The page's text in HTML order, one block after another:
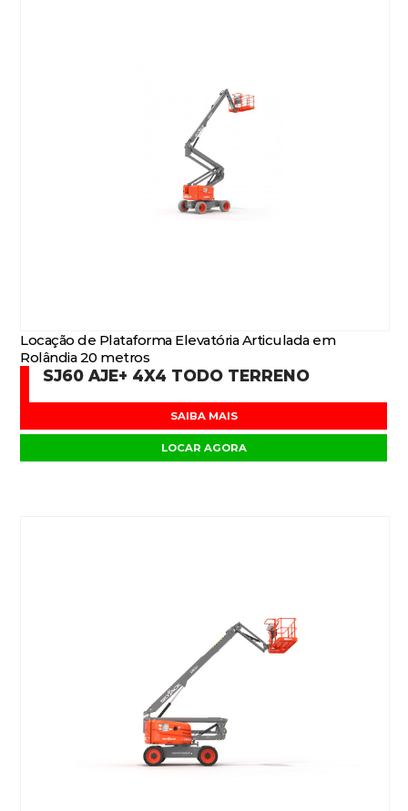
Locação de Plataforma Elevatória Articulada em
Rolândia 20 metros
SJ60 AJE+ 4X4 TODO TERRENO
SAIBA MAIS
LOCAR AGORA